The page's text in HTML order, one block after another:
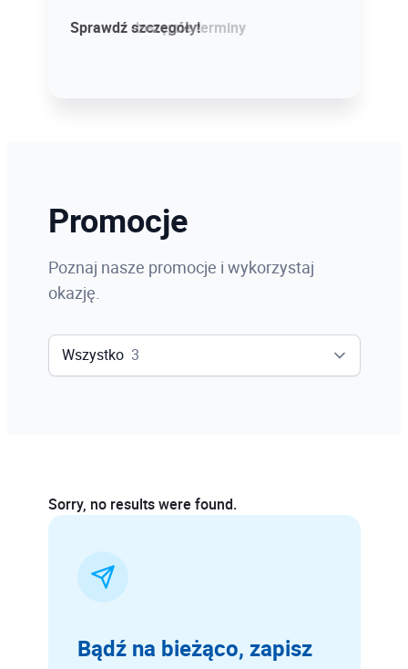
Sprawdź szczegóły!
Sprawdź dostępne terminy
Promocje
Poznaj nasze promocje i wykorzystaj
okazję.
Wszystko 3
Sorry, no results were found.
Bądź na bieżąco, zapisz